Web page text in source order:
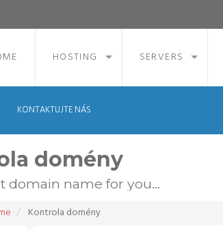
HOSTING SERVERS
KONTAKTUJTE NÁS
domény
domain name for you...
Kontrola domény